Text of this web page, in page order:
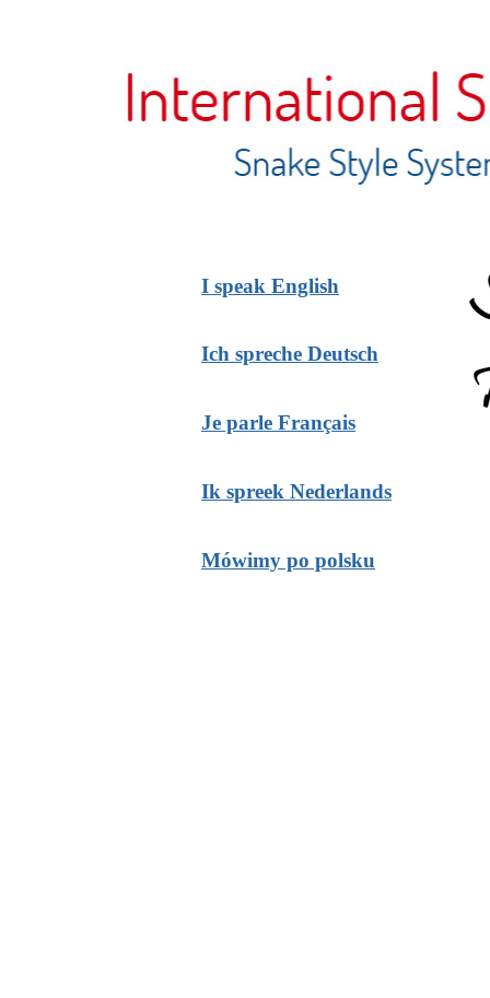
I speak English
Ich spreche Deutsch
Je parle Français
Ik spreek Nederlands
Mówimy po polsku